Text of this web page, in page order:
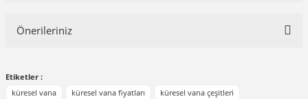
Önerileriniz
konularda yetersiz gördüğünüz noktaları öneri formunu kullanarak
tarafımıza iletebilirsiniz.
Etiketler :
küresel vana
küresel vana fiyatları
küresel vana çeşitleri